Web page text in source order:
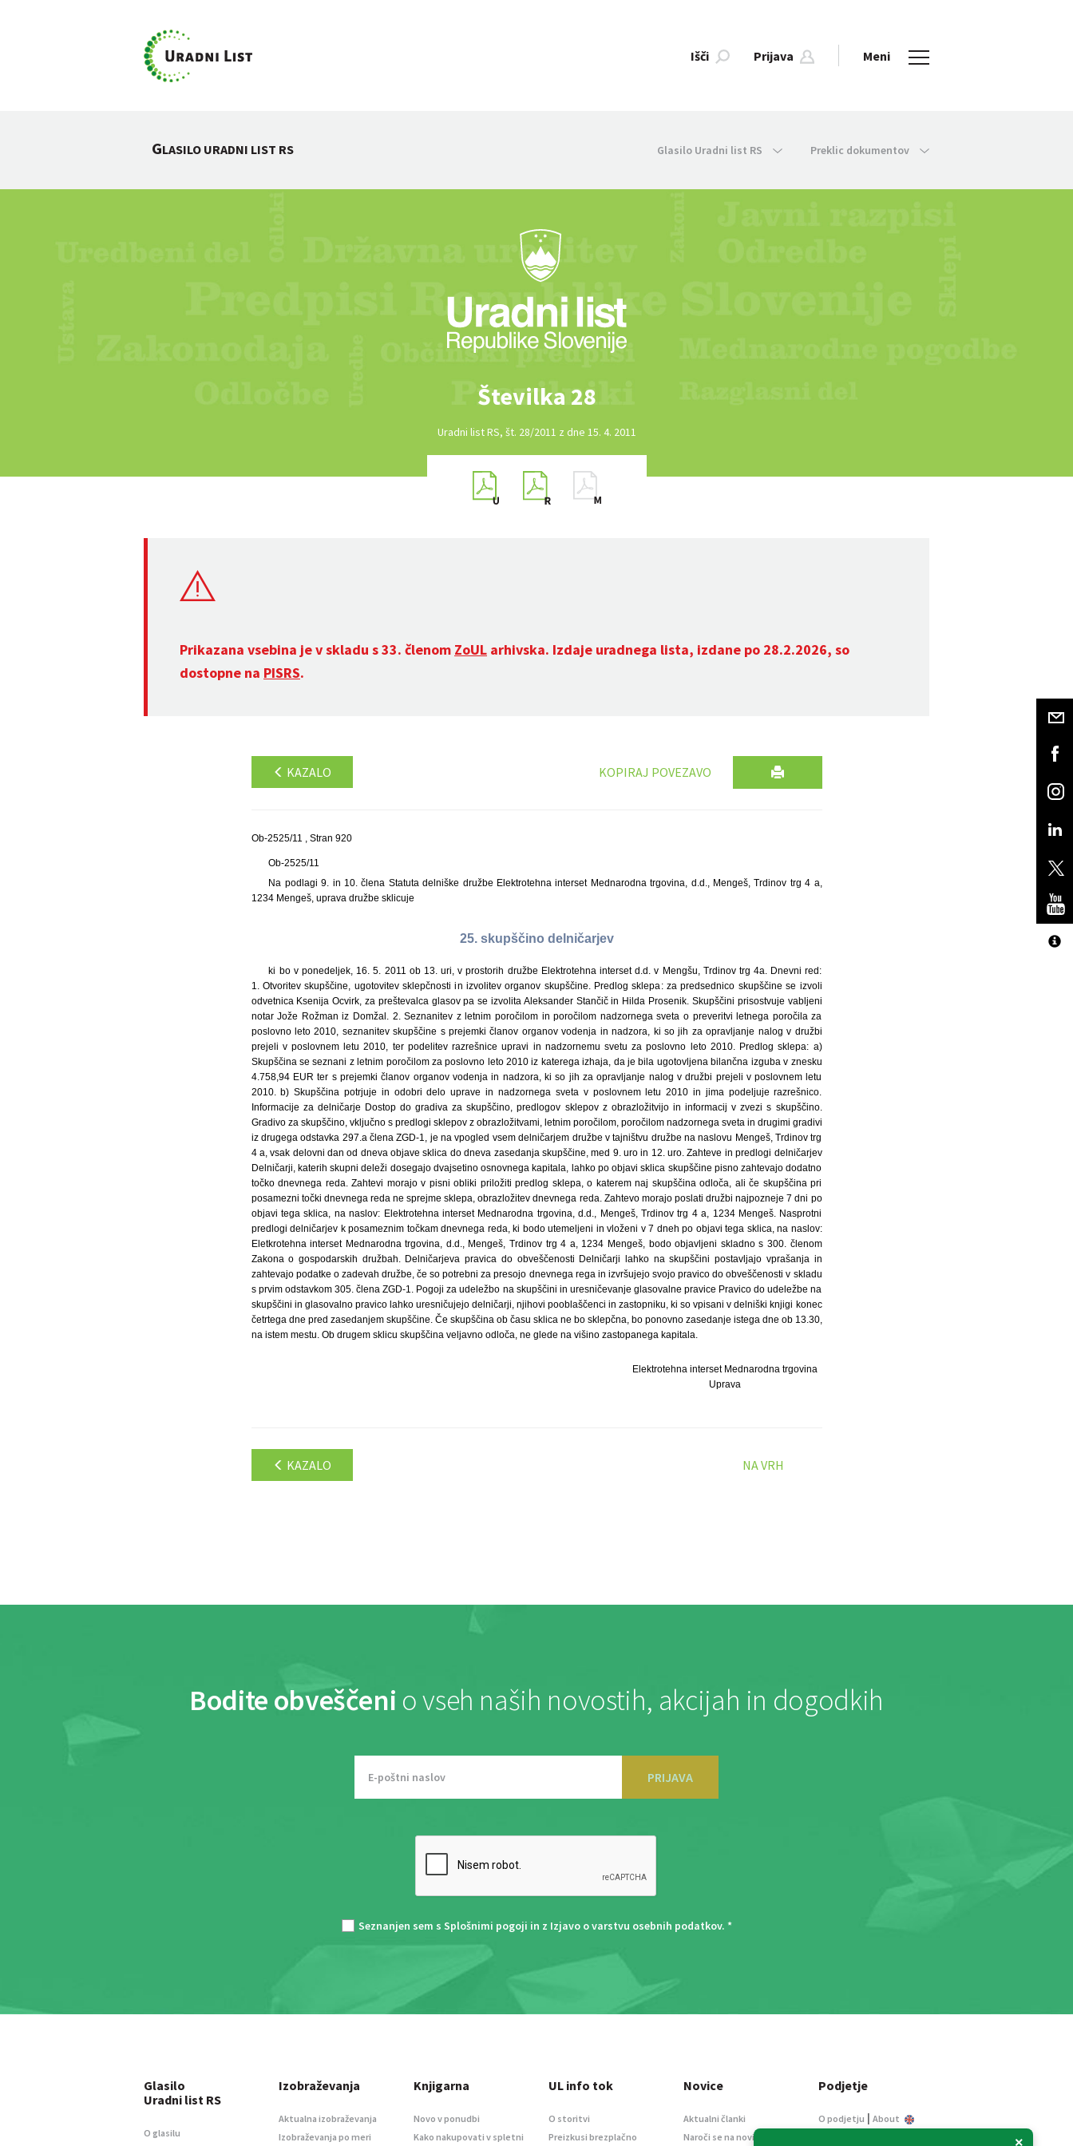
Išči Prijava Meni
GLASILO URADNI LIST RS Glasilo Uradni list RS Preklic dokumentov
Številka 28
Uradni list RS, št. 28/2011 z dne 15. 4. 2011
Prikazana vsebina je v skladu s 33. členom ZoUL arhivska. Izdaje uradnega lista, izdane po 28.2.2026, so
dostopne na PISRS.
KAZALO KOPIRAJ POVEZAVO
Ob-2525/11 , Stran 920
Ob-2525/11
Na podlagi 9. in 10. člena Statuta delniške družbe Elektrotehna interset Mednarodna trgovina, d.d., Mengeš, Trdinov trg 4 a,
1234 Mengeš, uprava družbe sklicuje
25. skupščino delničarjev
ki bo v ponedeljek, 16. 5. 2011 ob 13. uri, v prostorih družbe Elektrotehna interset d.d. v Mengšu, Trdinov trg 4a. Dnevni red:
1. Otvoritev skupščine, ugotovitev sklepčnosti in izvolitev organov skupščine. Predlog sklepa: za predsednico skupščine se izvoli
odvetnica Ksenija Ocvirk, za preštevalca glasov pa se izvolita Aleksander Stančič in Hilda Prosenik. Skupščini prisostvuje vabljeni
notar Jože Rožman iz Domžal. 2. Seznanitev z letnim poročilom in poročilom nadzornega sveta o preveritvi letnega poročila za
poslovno leto 2010, seznanitev skupščine s prejemki članov organov vodenja in nadzora, ki so jih za opravljanje nalog v družbi
prejeli v poslovnem letu 2010, ter podelitev razrešnice upravi in nadzornemu svetu za poslovno leto 2010. Predlog sklepa: a)
Skupščina se seznani z letnim poročilom za poslovno leto 2010 iz katerega izhaja, da je bila ugotovljena bilančna izguba v znesku
4.758,94 EUR ter s prejemki članov organov vodenja in nadzora, ki so jih za opravljanje nalog v družbi prejeli v poslovnem letu
2010. b) Skupščina potrjuje in odobri delo uprave in nadzornega sveta v poslovnem letu 2010 in jima podeljuje razrešnico.
Informacije za delničarje Dostop do gradiva za skupščino, predlogov sklepov z obrazložitvijo in informacij v zvezi s skupščino.
Gradivo za skupščino, vključno s predlogi sklepov z obrazložitvami, letnim poročilom, poročilom nadzornega sveta in drugimi gradivi
iz drugega odstavka 297.a člena ZGD-1, je na vpogled vsem delničarjem družbe v tajništvu družbe na naslovu Mengeš, Trdinov trg
4 a, vsak delovni dan od dneva objave sklica do dneva zasedanja skupščine, med 9. uro in 12. uro. Zahteve in predlogi delničarjev
Delničarji, katerih skupni deleži dosegajo dvajsetino osnovnega kapitala, lahko po objavi sklica skupščine pisno zahtevajo dodatno
točko dnevnega reda. Zahtevi morajo v pisni obliki priložiti predlog sklepa, o katerem naj skupščina odloča, ali če skupščina pri
posamezni točki dnevnega reda ne sprejme sklepa, obrazložitev dnevnega reda. Zahtevo morajo poslati družbi najpozneje 7 dni po
objavi tega sklica, na naslov: Elektrotehna interset Mednarodna trgovina, d.d., Mengeš, Trdinov trg 4 a, 1234 Mengeš. Nasprotni
predlogi delničarjev k posameznim točkam dnevnega reda, ki bodo utemeljeni in vloženi v 7 dneh po objavi tega sklica, na naslov:
Eletkrotehna interset Mednarodna trgovina, d.d., Mengeš, Trdinov trg 4 a, 1234 Mengeš, bodo objavljeni skladno s 300. členom
Zakona o gospodarskih družbah. Delničarjeva pravica do obveščenosti Delničarji lahko na skupščini postavljajo vprašanja in
zahtevajo podatke o zadevah družbe, če so potrebni za presojo dnevnega rega in izvršujejo svojo pravico do obveščenosti v skladu
s prvim odstavkom 305. člena ZGD-1. Pogoji za udeležbo na skupščini in uresničevanje glasovalne pravice Pravico do udeležbe na
skupščini in glasovalno pravico lahko uresničujejo delničarji, njihovi pooblaščenci in zastopniku, ki so vpisani v delniški knjigi konec
četrtega dne pred zasedanjem skupščine. Če skupščina ob času sklica ne bo sklepčna, bo ponovno zasedanje istega dne ob 13.30,
na istem mestu. Ob drugem sklicu skupščina veljavno odloča, ne glede na višino zastopanega kapitala.
Elektrotehna interset Mednarodna trgovina
Uprava
KAZALO NA VRH
Bodite obveščeni o vseh naših novostih, akcijah in dogodkih
PRIJAVA
Seznanjen sem s Splošnimi pogoji in z Izjavo o varstvu osebnih podatkov. *
×
Glasilo
Uradni list RS
O glasilu
Izobraževanja
Aktualna izobraževanja
Izobraževanja po meri
Knjigarna
Novo v ponudbi
Kako nakupovati v spletni
UL info tok
O storitvi
Preizkusi brezplačno
Novice
Aktualni članki
Naroči se na novice
Podjetje
O podjetju | About